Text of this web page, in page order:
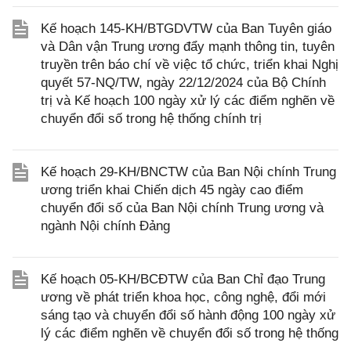
Kế hoạch 145-KH/BTGDVTW của Ban Tuyên giáo
và Dân vận Trung ương đẩy mạnh thông tin, tuyên
truyền trên báo chí về việc tổ chức, triển khai Nghị
quyết 57-NQ/TW, ngày 22/12/2024 của Bộ Chính
trị và Kế hoạch 100 ngày xử lý các điểm nghẽn về
chuyển đổi số trong hệ thống chính trị
Kế hoạch 29-KH/BNCTW của Ban Nội chính Trung
ương triển khai Chiến dịch 45 ngày cao điểm
chuyển đổi số của Ban Nội chính Trung ương và
ngành Nội chính Đảng
Kế hoạch 05-KH/BCĐTW của Ban Chỉ đạo Trung
ương về phát triển khoa học, công nghệ, đổi mới
sáng tạo và chuyển đổi số hành động 100 ngày xử
lý các điểm nghẽn về chuyển đổi số trong hệ thống